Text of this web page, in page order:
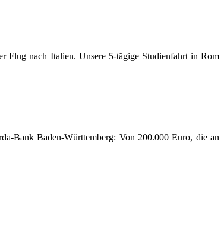
Flug nach Italien. Unsere 5-tägige Studienfahrt in Rom
Bank Baden-Württemberg: Von 200.000 Euro, die an